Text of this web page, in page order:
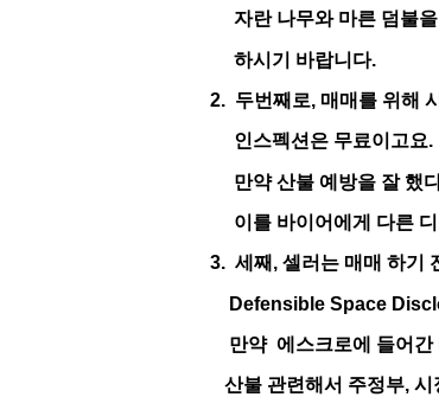
자란 나무와 마른 덤불을 미
하시기 바랍니다.
2. 두번째로, 매매를 위해
인스펙션은 무료이고요.
만약 산불 예방을 잘 했다면
이를 바이어에게 다른 디스
3. 세째 , 셀러는 매매 하기
Defensible Space
만약 에스크로에 들어
산불 관련해서 주정부, 시